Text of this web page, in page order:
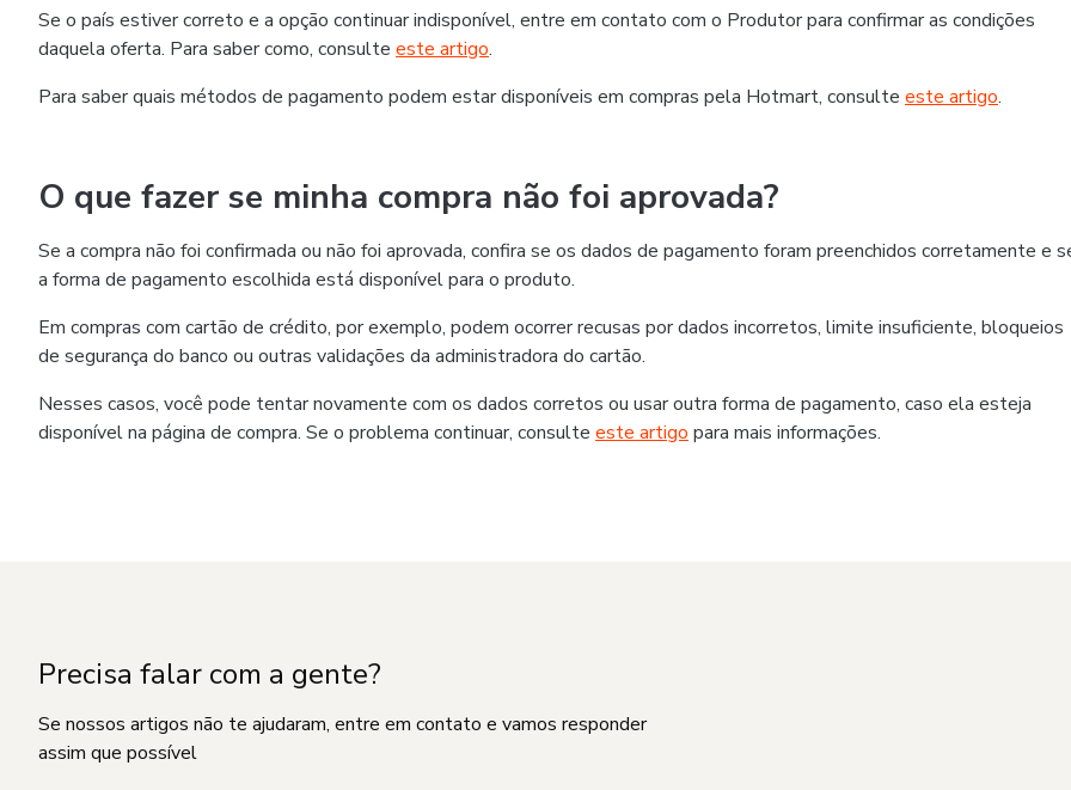
Se o país estiver correto e a opção continuar indisponível, entre em contato com o Produtor para confirmar as condições
daquela oferta. Para saber como, consulte este artigo.
Para saber quais métodos de pagamento podem estar disponíveis em compras pela Hotmart, consulte este artigo.
O que fazer se minha compra não foi aprovada?
Se a compra não foi confirmada ou não foi aprovada, confira se os dados de pagamento foram preenchidos corretamente e
a forma de pagamento escolhida está disponível para o produto.
Em compras com cartão de crédito, por exemplo, podem ocorrer recusas por dados incorretos, limite insuficiente, bloqueios
de segurança do banco ou outras validações da administradora do cartão.
Nesses casos, você pode tentar novamente com os dados corretos ou usar outra forma de pagamento, caso ela esteja
disponível na página de compra. Se o problema continuar, consulte este artigo para mais informações.
Precisa falar com a gente?
Se nossos artigos não te ajudaram, entre em contato e vamos responder
assim que possível